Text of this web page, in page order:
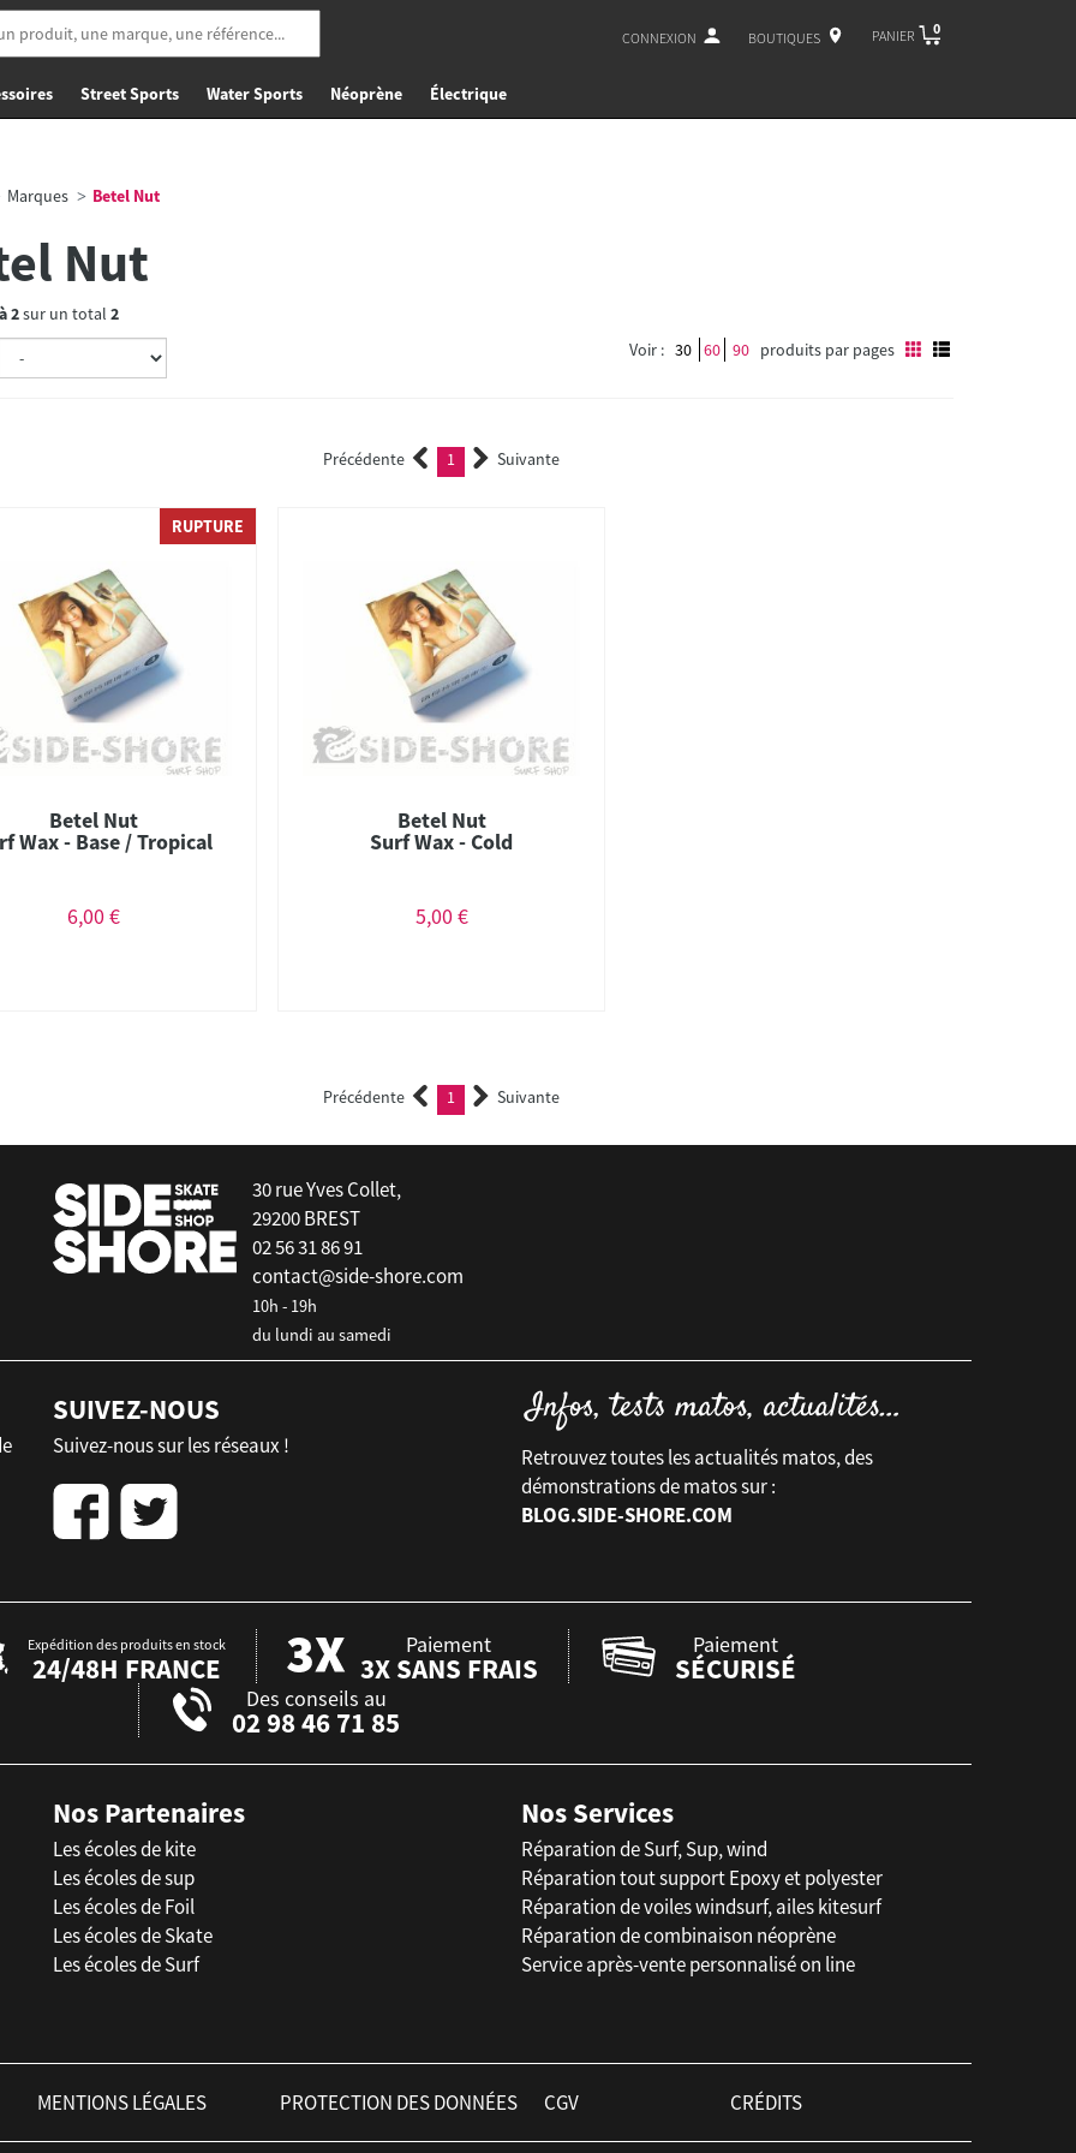
CONNEXION BOUTIQUES PANIER 0
Street Sports Water Sports Néoprène Électrique
Marques Betel Nut
Nut
2sur un total 2
Voir : 30 60 90 produits par pages
Précédente 1 (current)Suivante
RUPTURE
Betel Nut
Wax - Base / Tropical
6,00 €
Betel Nut
Surf Wax - Cold
5,00 €
Précédente 1 (current)Suivante
30 rue Yves Collet,
29200 BREST
02 56 31 86 91
contact@side-shore.com
10h - 19h
du lundi au samedi
SUIVEZ-NOUS
Suivez-nous sur les réseaux !
Retrouvez toutes les actualités matos, des
démonstrations de matos sur :
BLOG.SIDE-SHORE.COM
Expédition des produits en stock
24/48H FRANCE
Paiement
3X SANS FRAIS
Paiement
SÉCURISÉ
Des conseils au
02 98 46 71 85
Nos Partenaires
Les écoles de kite
Les écoles de sup
Les écoles de Foil
Les écoles de Skate
Les écoles de Surf
Nos Services
Réparation de Surf, Sup, wind
Réparation tout support Epoxy et polyester
Réparation de voiles windsurf, ailes kitesurf
Réparation de combinaison néoprène
Service après-vente personnalisé on line
MENTIONS LÉGALES PROTECTION DES DONNÉES CGV CRÉDITS